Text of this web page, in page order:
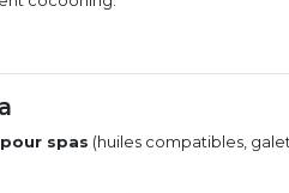
spas (huiles compatibles,